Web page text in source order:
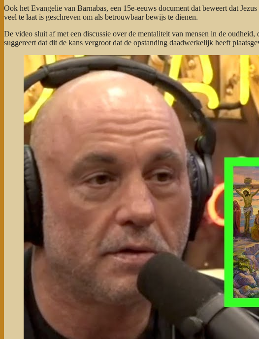
Ook het Evangelie van Barnabas, een 15e-eeuws document dat beweert dat
veel te laat is geschreven om als betrouwbaar bewijs te dienen.
De video sluit af met een discussie over de mentaliteit van mensen in de
suggereert dat dit de kans vergroot dat de opstanding daadwerkelijk heeft